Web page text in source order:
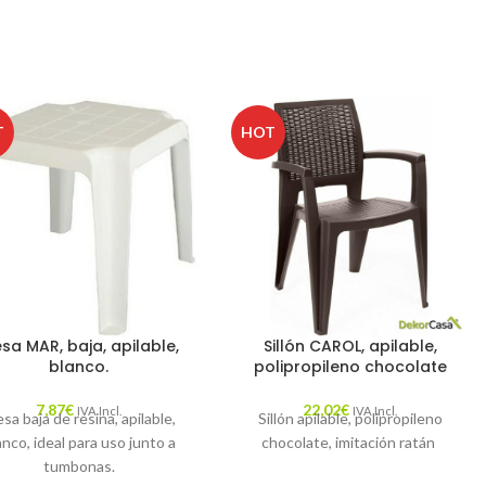
MAR, baja, apilable,
blanco.
7,87€ IVA Incl.
baja de resina, apilable,
ideal para uso junto a
tumbonas.
HOT
Sillón CAROL, apilable,
polipropileno chocolate
22,02€ IVA Incl.
Sillón apilable, polipropileno
chocolate, imitación ratán